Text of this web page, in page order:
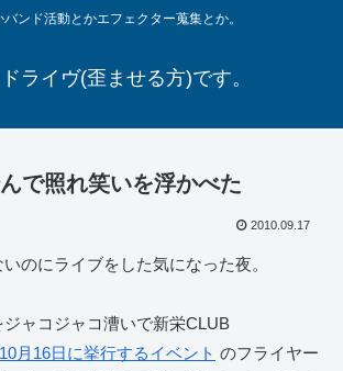
バンド活動とかエフェクター蒐集とか。
ライヴ(歪ませる方)です。
で照れ笑いを浮かべた
2010.09.17
のにライブをした気になった夜。
ャコジャコ漕いで新栄CLUB
10月16日に挙行するイベント のフライヤー